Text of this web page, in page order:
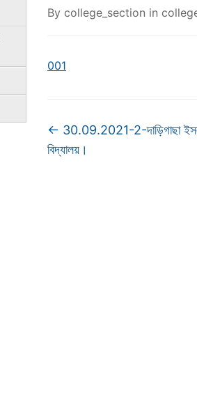
By college_section in
001
← 30.09.2021-2-দাড়িগাছা
বিদ্যালয়।